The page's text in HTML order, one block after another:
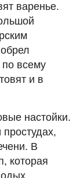
варенье.
по всему
и в
настойки.
В
которая